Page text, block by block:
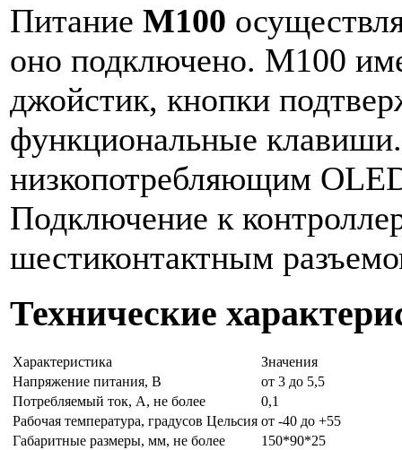
Питание М100
оно подключено. М100
джойстик, кнопки
функциональные
низкопотребляющим
Подключение к
шестиконтактным
Технические
Характеристика
Значения
Напряжение питания, В
от 3 до 5,5
Потребляемый ток, А, не более
0,1
Рабочая температура, градусов Цельсия от -40 до +55
Габаритные размеры, мм, не более
150*90*25